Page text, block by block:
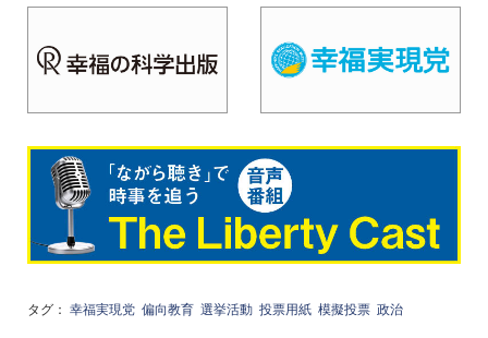
タグ： 幸福実現党 偏向教育 選挙活動 投票用紙 模擬投票 政治